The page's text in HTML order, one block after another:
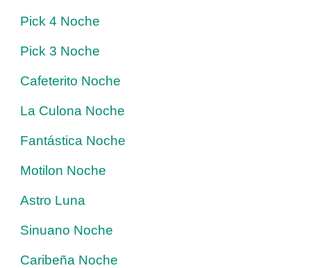
Pick 4 Noche
Pick 3 Noche
Cafeterito Noche
La Culona Noche
Fantástica Noche
Motilon Noche
Astro Luna
Sinuano Noche
Caribeña Noche